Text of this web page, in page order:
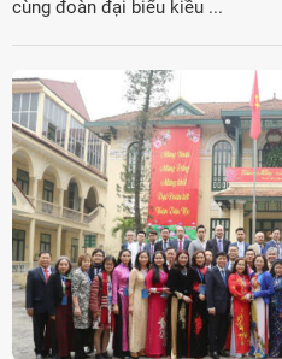
cùng đoàn đại biểu kiều ...